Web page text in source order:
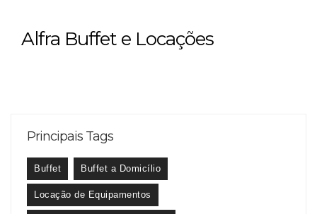
Alfra Buffet e Locações
Principais Tags
Buffet Buffet a Domicílio
Locação de Equipamentos